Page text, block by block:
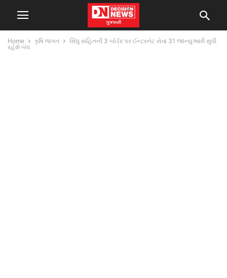
Home કૃષિ જગત
સિંધુ સહિતની 3 બોર્ડર પર ઈન્ટરનેટ સેવા 31 જાન્યુઆરી સુધી
રહેશે બંધ